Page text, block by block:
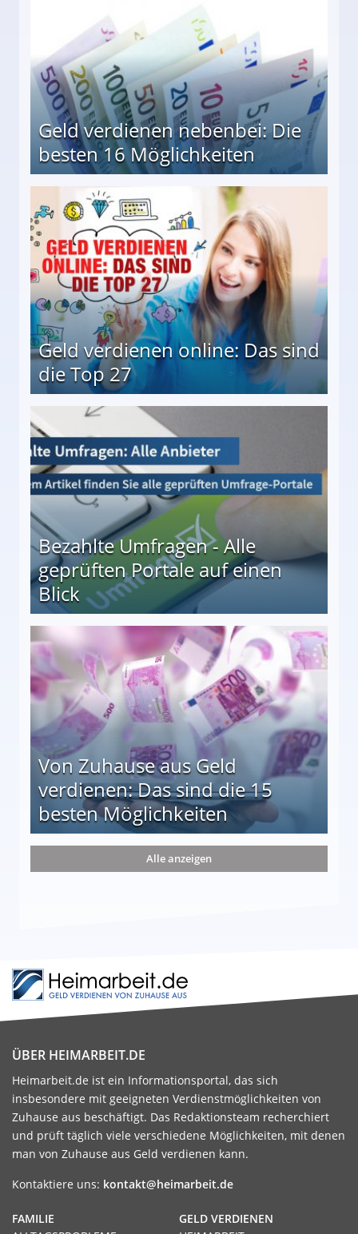
Geld verdienen nebenbei: Die
besten 16 Möglichkeiten
Geld verdienen online: Das sind
die Top 27
Bezahlte Umfragen - Alle
geprüften Portale auf einen
Blick
auf einen Blick
Von Zuhause aus Geld
verdienen: Das sind die 15
besten Möglichkeiten
die 15 besten Möglichkeiten
Alle anzeigen
ÜBER HEIMARBEIT.DE
Heimarbeit.de ist ein Informationsportal, das sich
insbesondere mit geeigneten Verdienstmöglichkeiten von
Zuhause aus beschäftigt. Das Redaktionsteam recherchiert
und prüft täglich viele verschiedene Möglichkeiten, mit denen
man von Zuhause aus Geld verdienen kann.
Kontaktiere uns: kontakt@heimarbeit.de
GELD VERDIENEN
FAMILIE